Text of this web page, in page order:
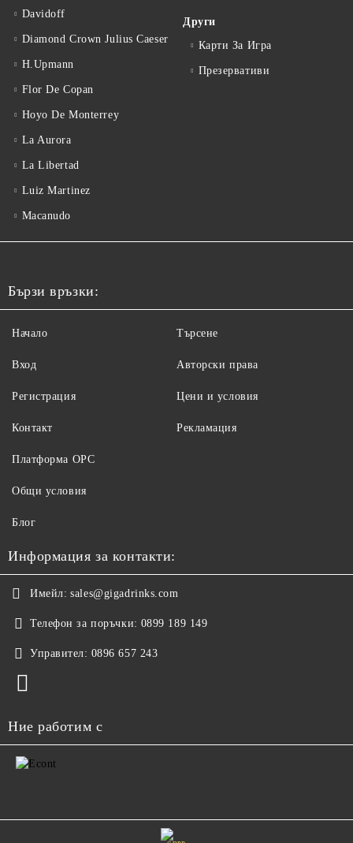
Davidoff
Diamond Crown Julius Caeser
H.Upmann
Flor De Copan
Hoyo De Monterrey
La Aurora
La Libertad
Luiz Martinez
Macanudo
Други
Карти За Игра
Презервативи
Бързи връзки:
Начало
Вход
Регистрация
Контакт
Търсене
Авторски права
Цени и условия
Рекламация
Платформа ОРС
Общи условия
Блог
Информация за контакти:
Имейл: sales@gigadrinks.com
Телефон за поръчки: 0899 189 149
Управител: 0896 657 243
Ние работим с